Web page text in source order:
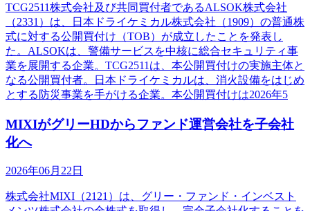
TCG2511株式会社及び共同買付者であるALSOK株式会社
（2331）は、日本ドライケミカル株式会社（1909）の普通株
式に対する公開買付け（TOB）が成立したことを発表し
た。ALSOKは、警備サービスを中核に総合セキュリティ事
業を展開する企業。TCG2511は、本公開買付けの実施主体と
なる公開買付者。日本ドライケミカルは、消火設備をはじめ
とする防災事業を手がける企業。本公開買付けは2026年5
MIXIがグリーHDからファンド運営会社を子会社
化へ
2026年06月22日
株式会社MIXI（2121）は、グリー・ファンド・インベスト